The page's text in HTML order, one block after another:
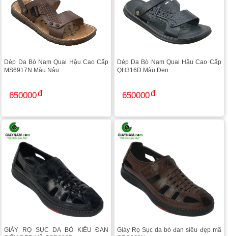
Dép Da Bò Nam Quai Hậu Cao Cấp
MS6917N Màu Nâu
650000
Dép Da Bò Nam Quai Hậu Cao Cấp
QH316D Màu Đen
650000
GIÀY RỌ SỤC DA BÒ KIỂU ĐAN
Giày Rọ Sục da bò đan siêu đẹp mã